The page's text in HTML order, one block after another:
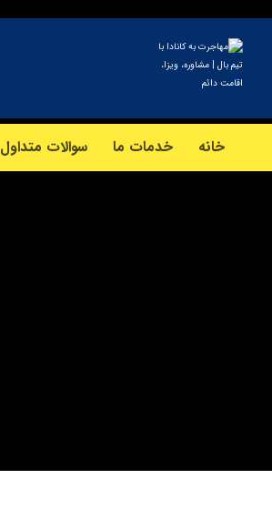
خانه خدمات ما سوالات متداول